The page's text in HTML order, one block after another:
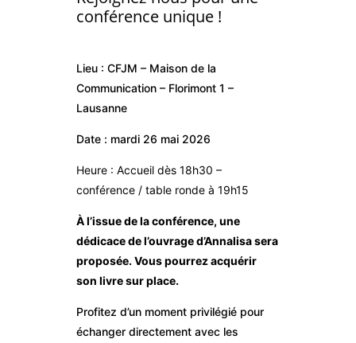
conférence unique !
Lieu : CFJM – Maison de la
Communication – Florimont 1 –
Lausanne
Date : mardi 26 mai 2026
Heure : Accueil dès 18h30 –
conférence / table ronde à 19h15
À l’issue de la conférence, une
dédicace de l’ouvrage d’Annalisa sera
proposée. Vous pourrez acquérir
son livre sur place.
Profitez d’un moment privilégié pour
échanger directement avec les